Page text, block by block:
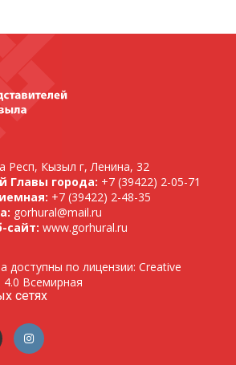
Респ, Кызыл г, Ленина, 32
Главы города: +7 (39422) 2-05-71
+7 (39422) 2-48-35
gorhural@mail.ru
сайт: www.gorhural.ru
доступны по лицензии: Creative
Всемирная
сетях